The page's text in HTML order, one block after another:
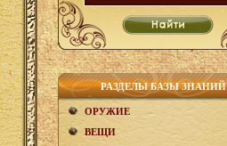
РАЗДЕЛЫ БАЗЫ ЗНАНИЙ
ОРУЖИЕ
ВЕЩИ